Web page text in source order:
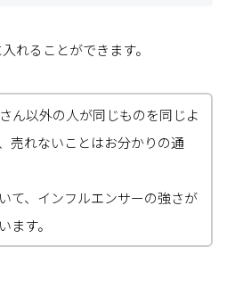
れることができます。
ん以外の人が同じものを同じよ
売れないことはお分かりの通
て、インフルエンサーの強さが
ます。